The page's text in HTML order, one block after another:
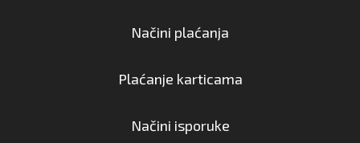
Načini plaćanja
Plaćanje karticama
Načini isporuke